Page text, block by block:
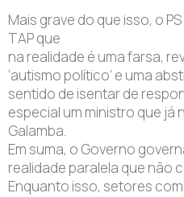
Mais grave do que isso, o PS
TAP que
na realidade é uma farsa,
‘autismo político’ e uma
sentido de isentar de
especial um ministro que já
Galamba.
Em suma, o Governo
realidade paralela que não
Enquanto isso, setores